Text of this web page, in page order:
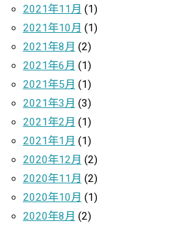
2021年11月 (1)
2021年10月 (1)
2021年8月 (2)
2021年6月 (1)
2021年5月 (1)
2021年3月 (3)
2021年2月 (1)
2021年1月 (1)
2020年12月 (2)
2020年11月 (2)
2020年10月 (1)
2020年8月 (2)